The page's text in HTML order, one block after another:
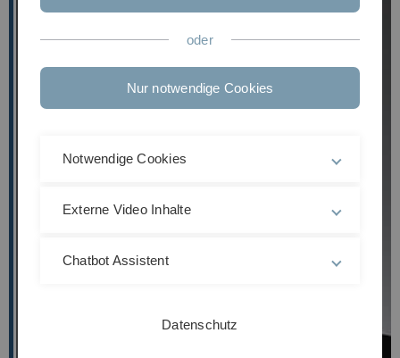
oder
Nur notwendige Cookies
Notwendige Cookies
Externe Video Inhalte
Chatbot Assistent
Datenschutz